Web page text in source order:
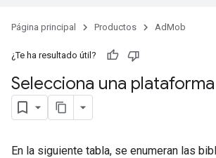
Página principal Productos AdMob
¿Te ha resultado útil?
Selecciona una
En la siguiente tabla, se enumeran las